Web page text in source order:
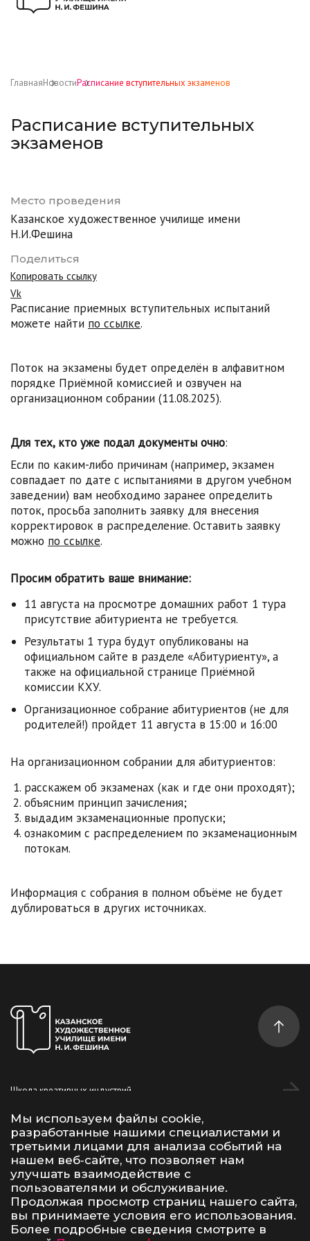
ГлавнаяНовостиРасписание вступительных экзаменов
Расписание вступительных
экзаменов
Место проведения
Казанское художественное училище имени
Н.И.Фешина
Поделиться
Копировать ссылку
Vk
Расписание приемных вступительных испытаний
можете найти по ссылке.
Поток на экзамены будет определён в алфавитном
порядке Приёмной комиссией и озвучен на
организационном собрании (11.08.2025).
Для тех, кто уже подал документы очно:
Если по каким-либо причинам (например, экзамен
совпадает по дате с испытаниями в другом учебном
заведении) вам необходимо заранее определить
поток, просьба заполнить заявку для внесения
корректировок в распределение. Оставить заявку
можно по ссылке.
Просим обратить ваше внимание:
11 августа на просмотре домашних работ 1 тура
присутствие абитуриента не требуется.
Результаты 1 тура будут опубликованы на
официальном сайте в разделе «Абитуриенту», а
также на официальной странице Приёмной
комиссии КХУ.
Организационное собрание абитуриентов (не для
родителей!) пройдет 11 августа в 15:00 и 16:00
На организационном собрании для абитуриентов:
расскажем об экзаменах (как и где они проходят);
объясним принцип зачисления;
выдадим экзаменационные пропуски;
ознакомим с распределением по экзаменационным
потокам.
Информация с собрания в полном объёме не будет
дублироваться в других источниках.
Мы используем файлы cookie,
разработанные нашими специалистами и
третьими лицами для анализа событий на
нашем веб‑сайте, что позволяет нам
улучшать взаимодействие с
пользователями и обслуживание.
Продолжая просмотр страниц нашего сайта,
вы принимаете условия его использования.
Более подробные сведения смотрите в
Школа креативных индустрий
Студентам
Дополнительное образование
Vk Telegram YouTube
Условия использования материалов сайта
Политика конфиденциальности